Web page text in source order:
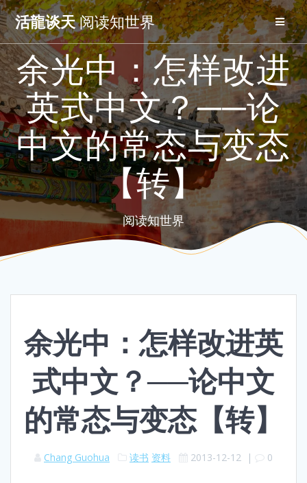
Skip
to
content
活龍谈天阅读知世界
余光中：怎样改进
英式中文？──论
中文的常态与变态
【转】
阅读知世界
余光中：怎样改进英
式中文？──论中文
的常态与变态【转】
Chang Guohua 读书 资料 2013-12-12 | 0